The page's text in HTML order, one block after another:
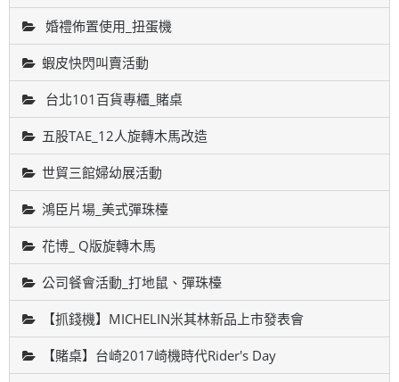
婚禮佈置使用_扭蛋機
蝦皮快閃叫賣活動
台北101百貨專櫃_賭桌
五股TAE_12人旋轉木馬改造
世貿三館婦幼展活動
鴻臣片場_美式彈珠檯
花博_ Q版旋轉木馬
公司餐會活動_打地鼠、彈珠檯
【抓錢機】MICHELIN米其林新品上市發表會
【賭桌】台崎2017崎機時代Rider's Day